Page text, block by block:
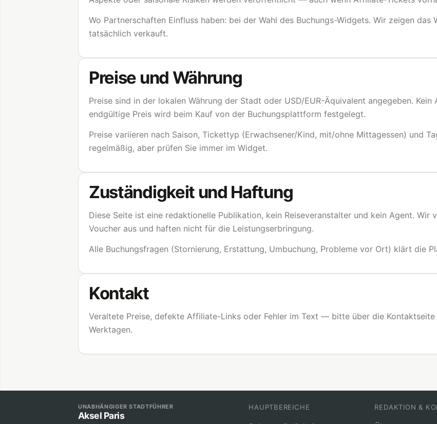
Wo Partnerschaften Einfluss haben: bei der Wahl des Buchungs-Widgets. Wir zeigen
tatsächlich verkauft.
Preise und Währung
Preise sind in der lokalen Währung der Stadt oder USD/EUR-Äquivalent angegeben.
endgültige Preis wird beim Kauf von der Buchungsplattform festgelegt.
Preise variieren nach Saison, Tickettyp (Erwachsener/Kind, mit/ohne Mittagessen) und
regelmäßig, aber prüfen Sie immer im Widget.
Zuständigkeit und Haftung
Diese Seite ist eine redaktionelle Publikation, kein Reiseveranstalter und kein Agent. Wir
Voucher aus und haften nicht für die Leistungserbringung.
Alle Buchungsfragen (Stornierung, Erstattung, Umbuchung, Probleme vor Ort) klärt die
Kontakt
Veraltete Preise, defekte Affiliate-Links oder Fehler im Text — bitte über die
Werktagen.
UNABHÄNGIGER STADTFÜHRER
Aksel Paris
HAUPTBEREICHE REDAKTION &